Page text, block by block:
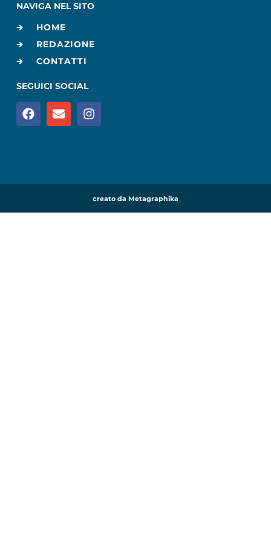
NAVIGA NEL SITO
HOME
REDAZIONE
CONTATTI
SEGUICI SOCIAL
creato da Metagraphika